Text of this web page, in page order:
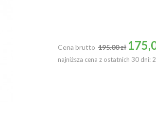
Cena brutto
Cena podstawowa
195.00 zł
najniższa cena z ostatnich 30 dni: